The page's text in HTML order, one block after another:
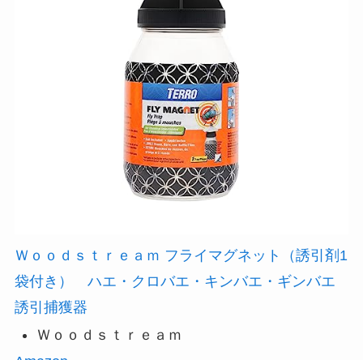
Ｗｏｏｄｓｔｒｅａｍ フライマグネット（誘引剤1
袋付き） ハエ・クロバエ・キンバエ・ギンバエ
誘引捕獲器
Ｗｏｏｄｓｔｒｅａｍ